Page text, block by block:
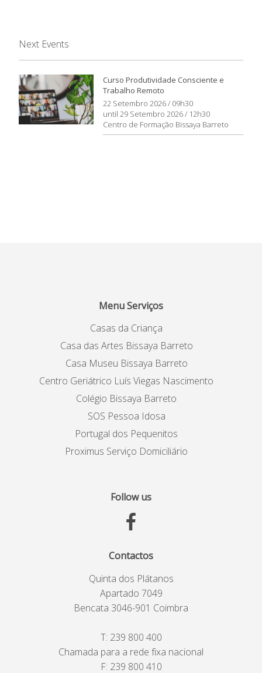
Next Events
Curso Produtividade Consciente e
Trabalho Remoto
22 Setembro 2026 / 09h30
until 29 Setembro 2026 / 12h30
Centro de Formação Bissaya Barreto
Menu Serviços
Casas da Criança
Casa das Artes Bissaya Barreto
Casa Museu Bissaya Barreto
Centro Geriátrico Luís Viegas Nascimento
Colégio Bissaya Barreto
SOS Pessoa Idosa
Portugal dos Pequenitos
Proximus Serviço Domiciliário
Follow us
Contactos
Quinta dos Plátanos
Apartado 7049
Bencata 3046-901 Coimbra
T: 239 800 400
Chamada para a rede fixa nacional
F: 239 800 410